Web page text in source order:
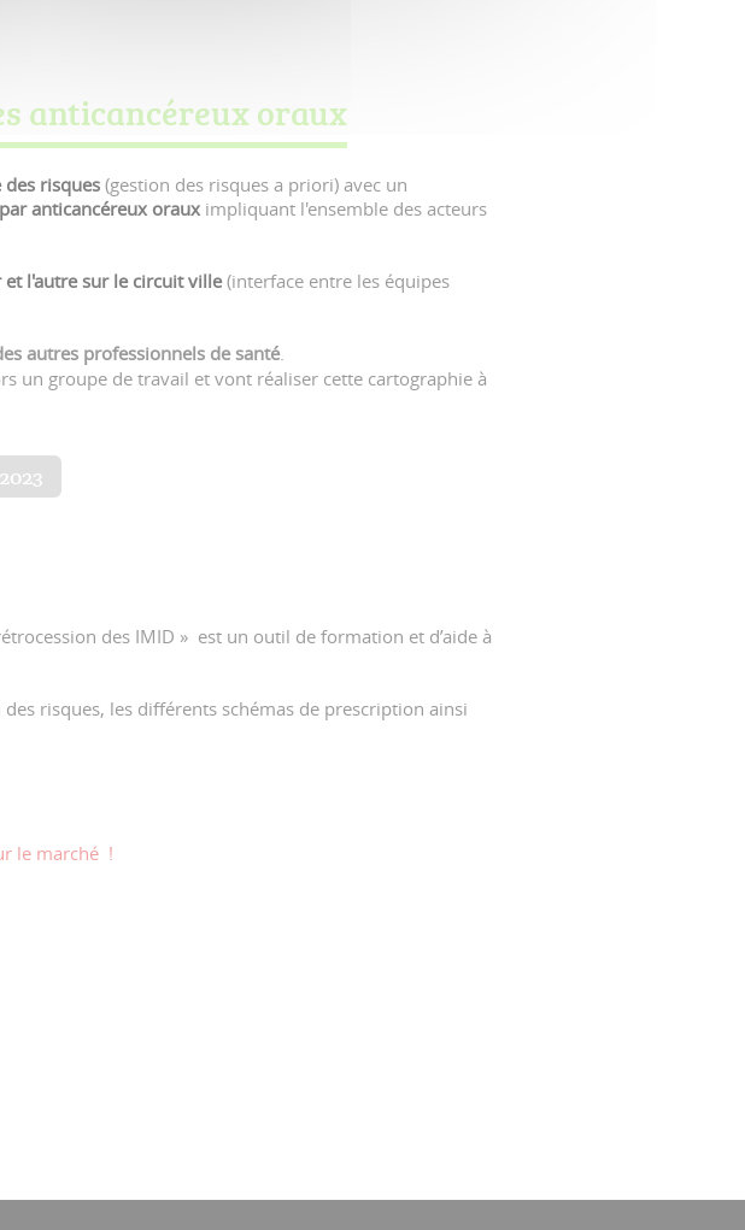
anticancéreux oraux
risques (gestion des risques a priori) avec un
anticancéreux oraux impliquant l'ensemble des acteurs
l'autre sur le circuit ville(interface entre les équipes
autres professionnels de santé.
un groupe de travail et vont réaliser cette cartographie à
des IMID » est un outil de formation et d’aide à
risques, les différents schémas de prescription ainsi
le marché !